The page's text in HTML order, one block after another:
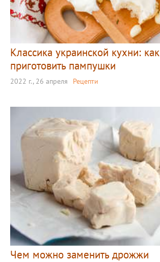
Классика украинской кухни: как
приготовить пампушки
2022 г., 26 апреля Рецепти
Чем можно заменить дрожжи